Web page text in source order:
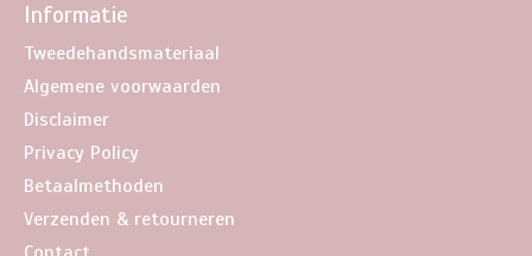
Informatie
Tweedehandsmateriaal
Algemene voorwaarden
Disclaimer
Privacy Policy
Betaalmethoden
Verzenden & retourneren